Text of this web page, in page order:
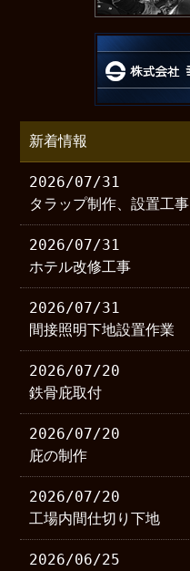
新着情報
2026/07/31
タラップ制作、設置工事
2026/07/31
ホテル改修工事
2026/07/31
間接照明下地設置作業
2026/07/20
鉄骨庇取付
2026/07/20
庇の制作
2026/07/20
工場内間仕切り下地
2026/06/25